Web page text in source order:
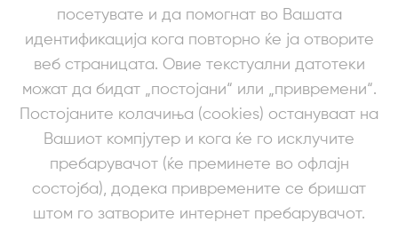
посетувате и да помогнат во Вашата
идентификација кога повторно ќе ја отворите
веб страницата. Овие текстуални датотеки
можат да бидат „постојани“ или „привремени“.
Постојаните колачиња (cookies) остануваат на
Вашиот компјутер и кога ќе го исклучите
пребарувачот (ќе преминете во офлајн
состојба), додека привремените се бришат
штом го затворите интернет пребарувачот.